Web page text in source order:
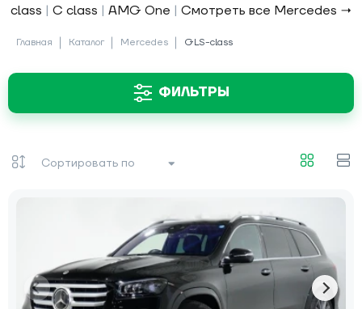
class | C class | AMG One | Смотреть все Mercedes →
Главная Каталог Mercedes GLS-class
ФИЛЬТРЫ